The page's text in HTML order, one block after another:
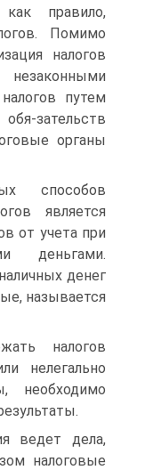
как правило,
Помимо
налогов
путем
зательств
органы
способов
является
от учета при
деньгами.
денег
называется
налогов
нелегально
необходимо
ведет дела,
налоговые